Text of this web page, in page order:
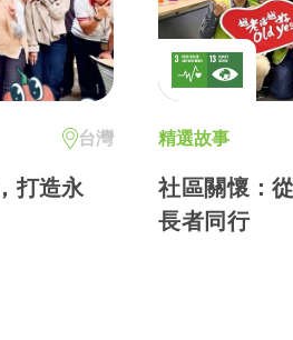
台灣
打造永
精選故事
社區關懷：
長者同行